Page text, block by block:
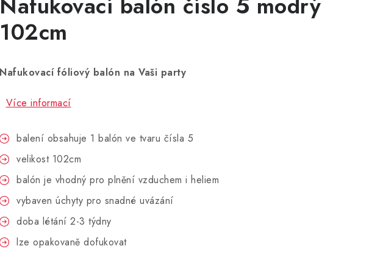
102cm
Nafukovací fóliový balón na Vaši party
Více informací
balení obsahuje 1 balón ve tvaru čísla 5
velikost 102cm
balón je vhodný pro plnění vzduchem i heliem
vybaven úchyty pro snadné uvázání
doba létání 2-3 týdny
lze opakovaně dofukovat